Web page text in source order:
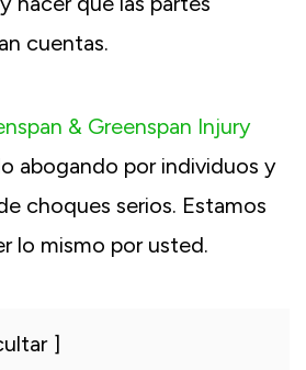
cuentas.
& Greenspan Injury
abogando por individuos y
choques serios. Estamos
lo mismo por usted.